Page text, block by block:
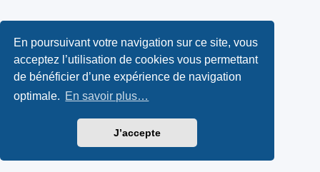
En poursuivant votre navigation sur ce site, vous
acceptez l’utilisation de cookies vous permettant
de bénéficier d’une expérience de navigation
optimale. En savoir plus…
J’accepte